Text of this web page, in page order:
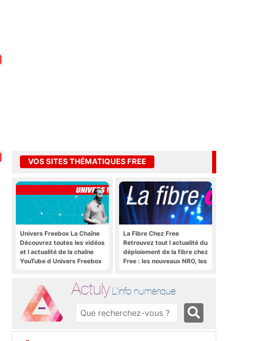
VOS SITES THÉMATIQUES FREE
Univers Freebox La Chaîne
Découvrez toutes les vidéos
et l actualité de la chaîne
YouTube d Univers Freebox
La Fibre Chez Free
Retrouvez tout l actualité du
déploiement de la fibre chez
Free : les nouveaux NRO, les
Actuly L'info numérique